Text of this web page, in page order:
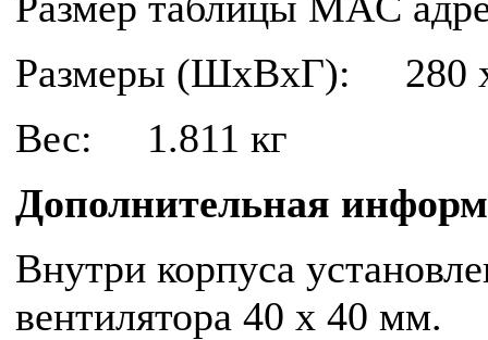
Размеры (ШxВxГ): 280
Вес: 1.811 кг
Дополнительная
Внутри корпуса
вентилятора 40 x 40 мм.